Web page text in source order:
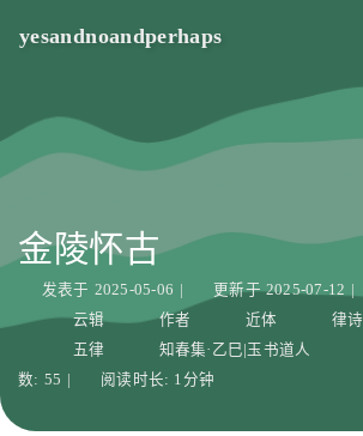
yesandnoandperhaps
金陵怀古
发表于 2025-05-06 更新于 2025-07-12
云辑
作者 近体 律诗
五律
知春集·乙巳|玉书道人
数: 55 阅读时长: 1分钟